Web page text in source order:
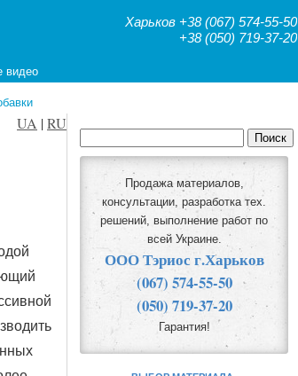
Харьков +38 (067) 574-55-50
+38 (050) 719-37-20
видео
UA |RU
Продажа материалов,
консультации, разработка тех.
решений, выполнение работ по
всей Украине.
ООО Тэриос г.Харьков
(067) 574-55-50
(050) 719-37-20
Гарантия!